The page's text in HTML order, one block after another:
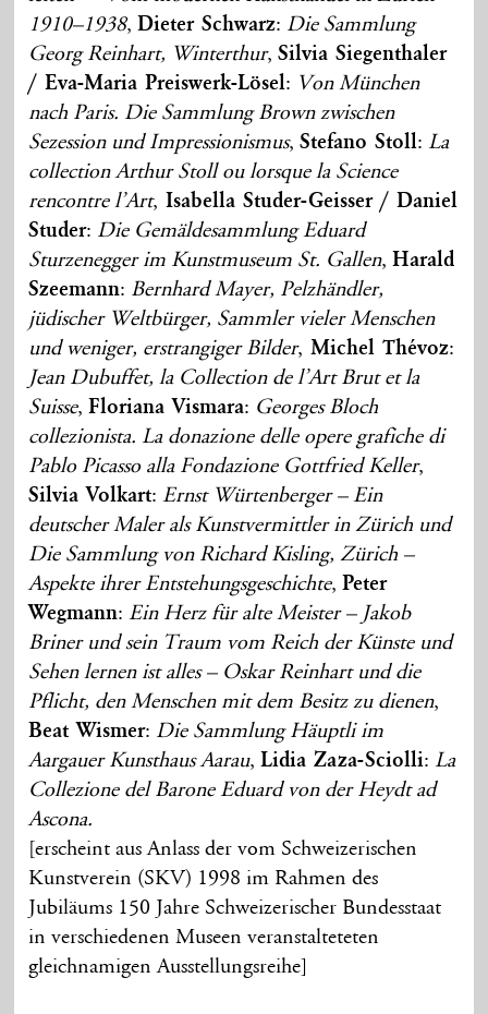
1910–1938,Dieter Schwarz: Die Sammlung
Georg Reinhart, Winterthur,Silvia Siegenthaler
/ Eva-Maria Preiswerk-Lösel: Von München
nach Paris. Die Sammlung Brown zwischen
Sezession und Impressionismus,Stefano Stoll:La
collection Arthur Stoll ou lorsque la Science
rencontre l’Art, Isabella Studer-Geisser / Daniel
Studer: Die Gemäldesammlung Eduard
Sturzenegger im Kunstmuseum St. Gallen,Harald
Szeemann: Bernhard Mayer, Pelzhändler,
jüdischer Weltbürger, Sammler vieler Menschen
und weniger, erstrangiger Bilder, Michel Thévoz:
Jean Dubuffet, la Collection de l’Art Brut et la
Suisse,Floriana Vismara: Georges Bloch
collezionista. La donazione delle opere grafiche di
Pablo Picasso alla Fondazione Gottfried Keller,
Silvia Volkart:Ernst Würtenberger – Ein
deutscher Maler als Kunstvermittler in Zürich und
Die Sammlung von Richard Kisling, Zürich –
Aspekte ihrer Entstehungsgeschichte,Peter
Wegmann:Ein Herz für alte Meister – Jakob
Briner und sein Traum vom Reich der Künste und
Sehen lernen ist alles – Oskar Reinhart und die
Pflicht, den Menschen mit dem Besitz zu dienen,
Beat Wismer: Die Sammlung Häuptli im
Aargauer Kunsthaus Aarau,Lidia Zaza-Sciolli: La
Collezione del Barone Eduard von der Heydt ad
Ascona.
[erscheint aus Anlass der vom Schweizerischen
Kunstverein (SKV) 1998 im Rahmen des
Jubiläums 150 Jahre Schweizerischer Bundesstaat
in verschiedenen Museen veranstalteteten
gleichnamigen Ausstellungsreihe]